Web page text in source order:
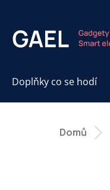
obsah
Doplňky co se hodí
Domů